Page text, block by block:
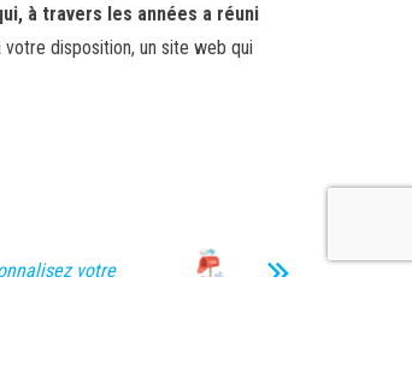
à travers les années a réuni
disposition, un site web qui
votre